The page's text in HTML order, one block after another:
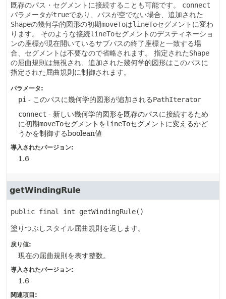
既存のパス・セグメントに接続することも可能です。
connect
パラメータがtrueであり、パスが空でない場合、追加された
Shapeの幾何学的図形の初期moveToはlineToセグメントに変わ
ります。
そのような接続lineToセグメントのデスティネーショ
ンの座標が現在開いているサブパスの終了座標と一致する場
合、セグメントは不要なので省略されます。
指定されたShape
の屈曲規則は無視され、追加された幾何学的図形はこのパスに
指定された屈曲規則に制御されます。
パラメータ:
pi - このパスに幾何学的図形が追加されるPathIterator
connect - 新しい幾何学的図形を既存のパスに接続するため
に初期moveToセグメントをlineToセグメントに変えるかど
うかを制御するboolean値
導入されたバージョン:
1.6
getWindingRule
public final int getWindingRule()
塗りつぶしスタイル屈曲規則を返します。
戻り値:
現在の屈曲規則を表す整数。
導入されたバージョン:
1.6
関連項目: